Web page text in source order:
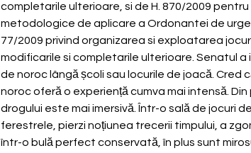
completarile ulterioare, si de H. 870/2009
metodologice de aplicare a Ordonantei de
77/2009 privind organizarea si exploatarea
modificarile si completarile ulterioare. Senatul a
de noroc lângă școli sau locurile de joacă. Cred
noroc oferă o experiență cumva mai intensă.
drogului este mai imersivă. Într-o sală de jocuri
ferestrele, pierzi noțiunea trecerii timpului, a
într-o bulă perfect conservată, în plus sunt